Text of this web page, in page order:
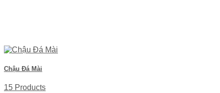
Chậu Đá Mài
15 Products